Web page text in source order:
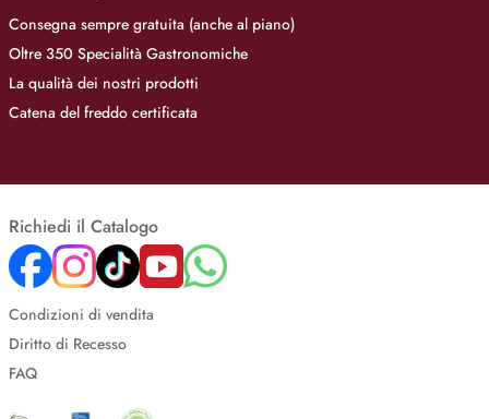
Consegna sempre gratuita (anche al piano)
Oltre 350 Specialità Gastronomiche
La qualità dei nostri prodotti
Catena del freddo certificata
Richiedi il Catalogo
Condizioni di vendita
Diritto di Recesso
FAQ